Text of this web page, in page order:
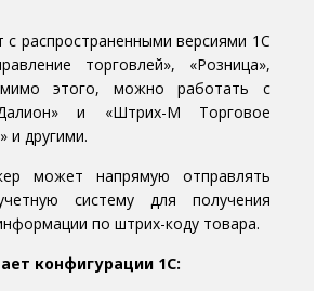
распространенными версиями 1С
торговлей», «Розница»,
этого, можно работать с
и «Штрих-М Торговое
и другими.
может напрямую отправлять
систему для получения
по штрих-коду товара.
конфигурации 1С: